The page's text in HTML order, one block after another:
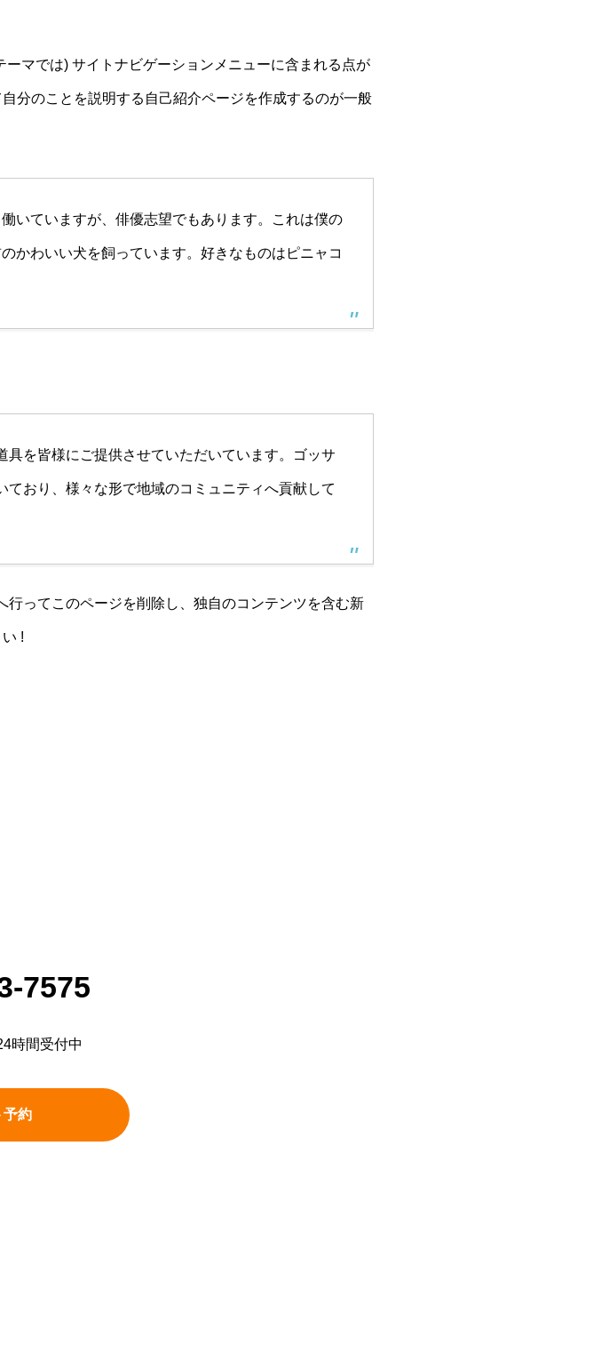
マでは) サイトナビゲーションメニューに含まれる点が
分のことを説明する自己紹介ページを作成するのが一般
いていますが、俳優志望でもあります。これは僕の
かわいい犬を飼っています。好きなものはピニャコ
を皆様にご提供させていただいています。ゴッサ
おり、様々な形で地域のコミュニティへ貢献して
行ってこのページを削除し、独自のコンテンツを含む新
!
7575
時間受付中
予約